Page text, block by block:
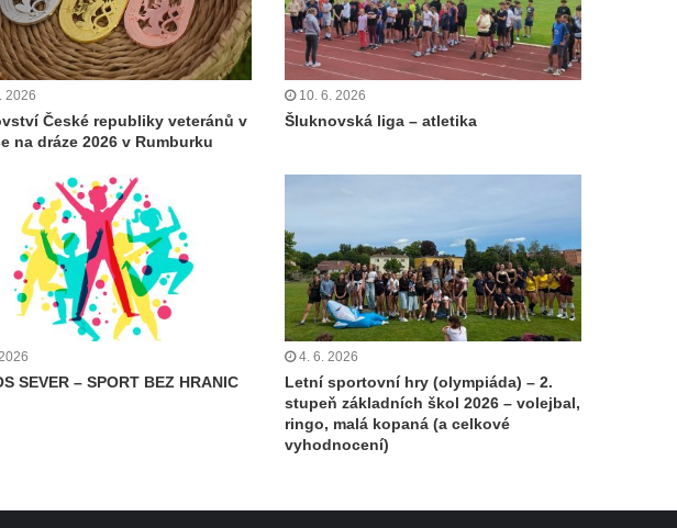
2026
České republiky veteránů v
na dráze 2026 v Rumburku
10. 6. 2026
Šluknovská liga – atletika
SEVER – SPORT BEZ HRANIC
4. 6. 2026
Letní sportovní hry (olympiáda) – 2.
stupeň základních škol 2026 – volejbal,
ringo, malá kopaná (a celkové
vyhodnocení)